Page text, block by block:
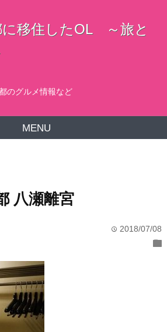
に移住したOL ～旅と
のグルメ情報など
MENU
八瀬離宮
time 2018/07/08
folder